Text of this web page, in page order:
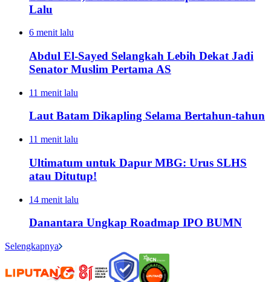
Lalu
6 menit lalu
Abdul El-Sayed Selangkah Lebih Dekat Jadi
Senator Muslim Pertama AS
11 menit lalu
Laut Batam Dikapling Selama Bertahun-tahun
11 menit lalu
Ultimatum untuk Dapur MBG: Urus SLHS
atau Ditutup!
14 menit lalu
Danantara Ungkap Roadmap IPO BUMN
Selengkapnya